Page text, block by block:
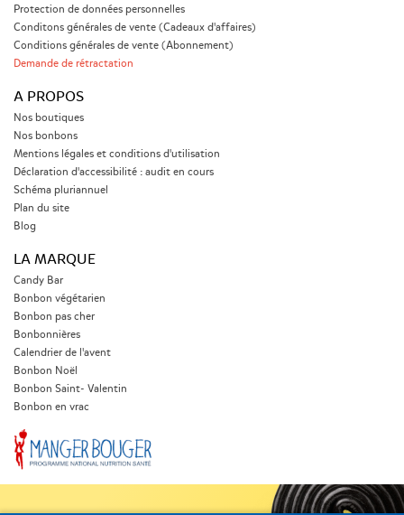
Protection de données personnelles
Conditons générales de vente (Cadeaux d'affaires)
Conditions générales de vente (Abonnement)
Demande de rétractation
A PROPOS
Nos boutiques
Nos bonbons
Mentions légales et conditions d'utilisation
Déclaration d'accessibilité : audit en cours
Schéma pluriannuel
Plan du site
Blog
LA MARQUE
Candy Bar
Bonbon végétarien
Bonbon pas cher
Bonbonnières
Calendrier de l'avent
Bonbon Noël
Bonbon Saint- Valentin
Bonbon en vrac